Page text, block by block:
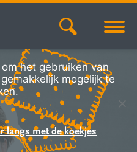
het gebruiken van
mogelijk te
langs met de koekjes